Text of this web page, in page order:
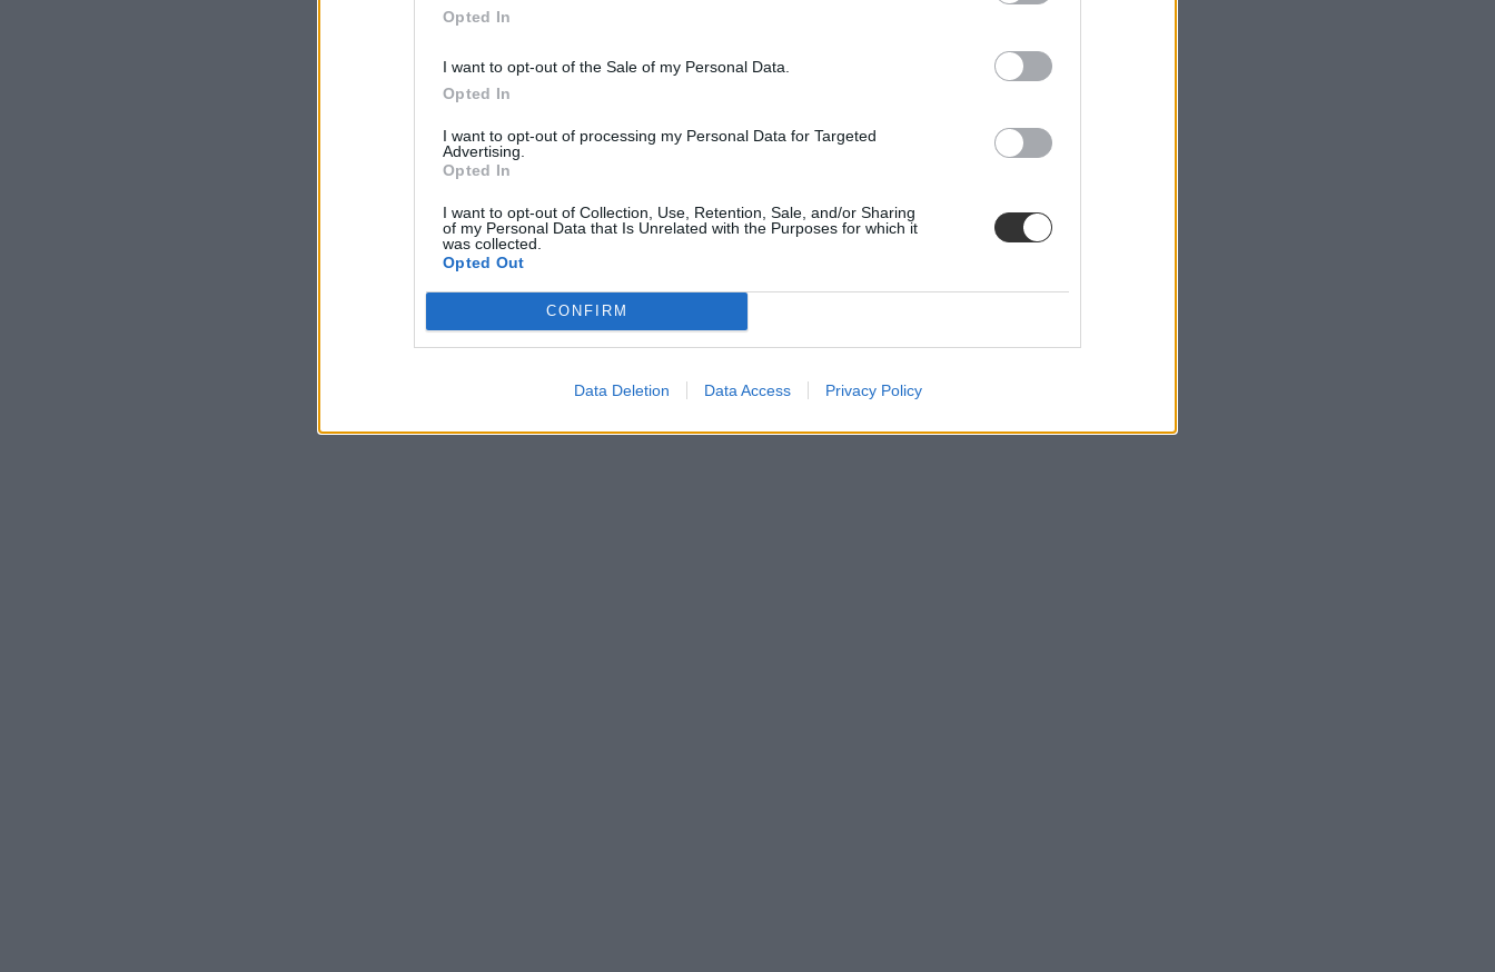
Opted In
I want to opt-out of the Sale of my Personal Data.
Opted In
I want to opt-out of processing my Personal Data for Targeted
Advertising.
Opted In
I want to opt-out of Collection, Use, Retention, Sale, and/or Sharing
of my Personal Data that Is Unrelated with the Purposes for which it
was collected.
Opted Out
CONFIRM
Data Deletion Data Access Privacy Policy